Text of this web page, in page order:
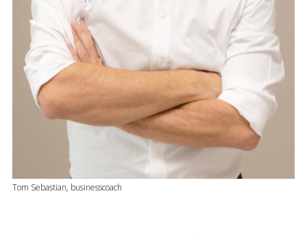
Tom Sebastian, businesscoach